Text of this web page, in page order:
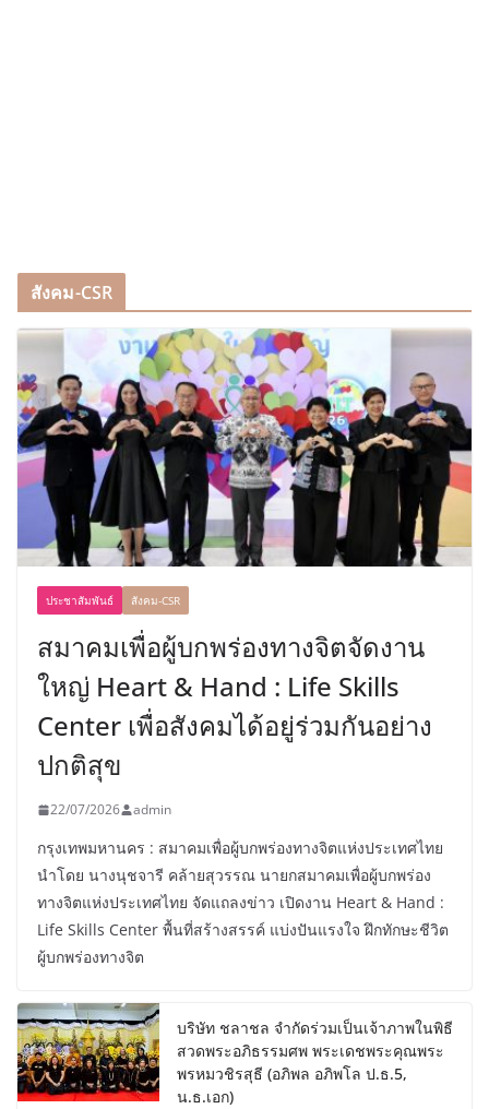
สังคม-CSR
ประชาสัมพันธ์ สังคม-CSR
สมาคมเพื่อผู้บกพร่องทางจิตจัดงาน
ใหญ่ Heart & Hand : Life Skills
Center เพื่อสังคมได้อยู่ร่วมกันอย่าง
ปกติสุข
22/07/2026 admin
กรุงเทพมหานคร : สมาคมเพื่อผู้บกพร่องทางจิตแห่งประเทศไทย
นำโดย นางนุชจารี คล้ายสุวรรณ นายกสมาคมเพื่อผู้บกพร่อง
ทางจิตแห่งประเทศไทย จัดแถลงข่าว เปิดงาน Heart & Hand :
Life Skills Center พื้นที่สร้างสรรค์ แบ่งปันแรงใจ ฝึกทักษะชีวิต
ผู้บกพร่องทางจิต
บริษัท ชลาชล จำกัดร่วมเป็นเจ้าภาพในพิธี
สวดพระอภิธรรมศพ พระเดชพระคุณพระ
พรหมวชิรสุธี (อภิพล อภิพโล ป.ธ.5,
น.ธ.เอก)